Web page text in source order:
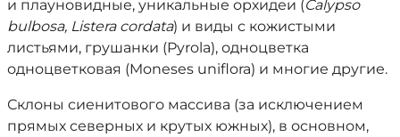
и плауновидные, уникальные орхидеи (Calypso
bulbosa, Listera cordata) и виды с кожистыми
листьями, грушанки (Pyrola), одноцветка
одноцветковая (Moneses uniflora) и многие другие.
Склоны сиенитового массива (за исключением
прямых северных и крутых южных), в основном,